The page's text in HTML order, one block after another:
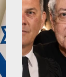
במהדורת
פגעה בשמו
באופן מטעה
פי כתב התביעה,
הכתבה שודרה במאי 2024,
כניסתו של